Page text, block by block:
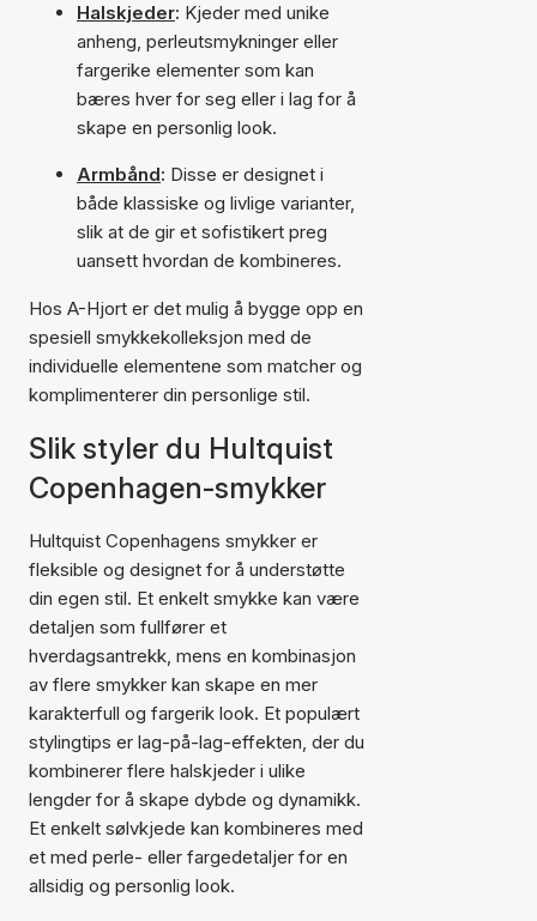
Halskjeder: Kjeder med unike
anheng, perleutsmykninger eller
fargerike elementer som kan
bæres hver for seg eller i lag for å
skape en personlig look.
Armbånd: Disse er designet i
både klassiske og livlige varianter,
slik at de gir et sofistikert preg
uansett hvordan de kombineres.
Hos A-Hjort er det mulig å bygge opp en
spesiell smykkekolleksjon med de
individuelle elementene som matcher og
komplimenterer din personlige stil.
Slik styler du Hultquist
Copenhagen-smykker
Hultquist Copenhagens smykker er
fleksible og designet for å understøtte
din egen stil. Et enkelt smykke kan være
detaljen som fullfører et
hverdagsantrekk, mens en kombinasjon
av flere smykker kan skape en mer
karakterfull og fargerik look. Et populært
stylingtips er lag-på-lag-effekten, der du
kombinerer flere halskjeder i ulike
lengder for å skape dybde og dynamikk.
Et enkelt sølvkjede kan kombineres med
et med perle- eller fargedetaljer for en
allsidig og personlig look.